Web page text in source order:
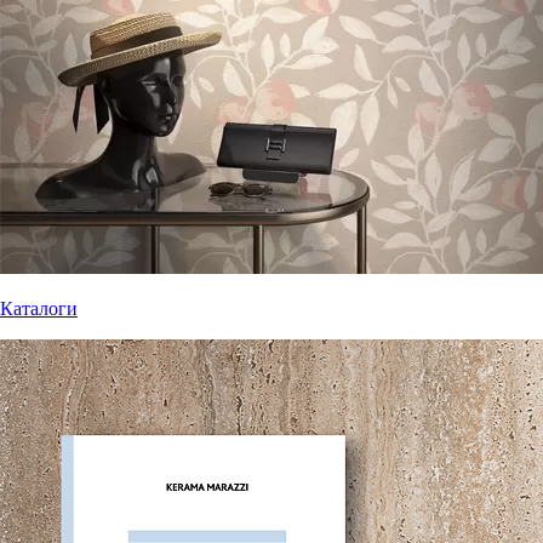
Каталоги